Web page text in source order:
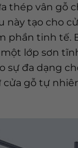
thép vân gỗ
này tạo cho
phần tinh tế.
lớp sơn
sự đa dạng
gỗ tự